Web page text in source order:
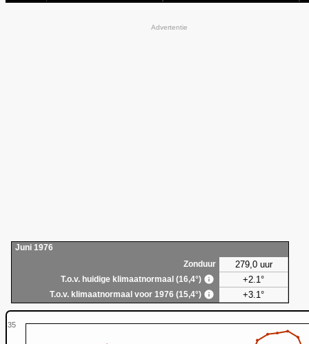
Advertentie
Juni 1976
Zonduur
279,0 uur
T.o.v. huidige klimaatnormaal (16,4°) +2.1°
T.o.v. klimaatnormaal voor 1976 (15,4°) +3.1°
35